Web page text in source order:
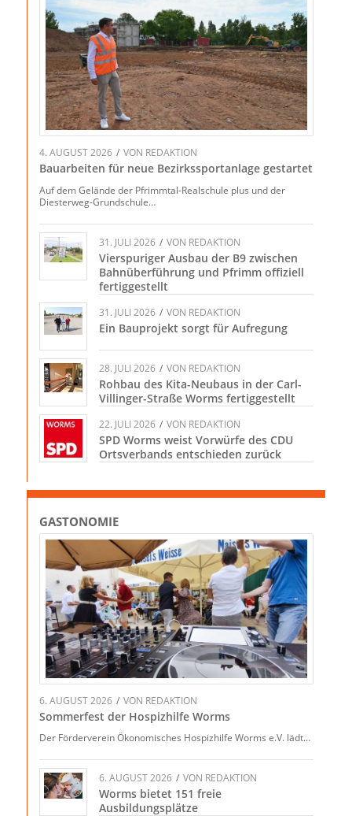
4. AUGUST 2026 / VON REDAKTION
Bauarbeiten für neue Bezirkssportanlage gestartet
Auf dem Gelände der Pfrimmtal-Realschule plus und der
Diesterweg-Grundschule…
31. JULI 2026 / VON REDAKTION
Vierspuriger Ausbau der B9 zwischen
Bahnüberführung und Pfrimm offiziell
fertiggestellt
31. JULI 2026 / VON REDAKTION
Ein Bauprojekt sorgt für Aufregung
28. JULI 2026 / VON REDAKTION
Rohbau des Kita-Neubaus in der Carl-
Villinger-Straße Worms fertiggestellt
22. JULI 2026 / VON REDAKTION
SPD Worms weist Vorwürfe des CDU
Ortsverbands entschieden zurück
GASTONOMIE
6. AUGUST 2026 / VON REDAKTION
Sommerfest der Hospizhilfe Worms
Der Förderverein Ökonomisches Hospizhilfe Worms e.V. lädt…
6. AUGUST 2026 / VON REDAKTION
Worms bietet 151 freie
Ausbildungsplätze